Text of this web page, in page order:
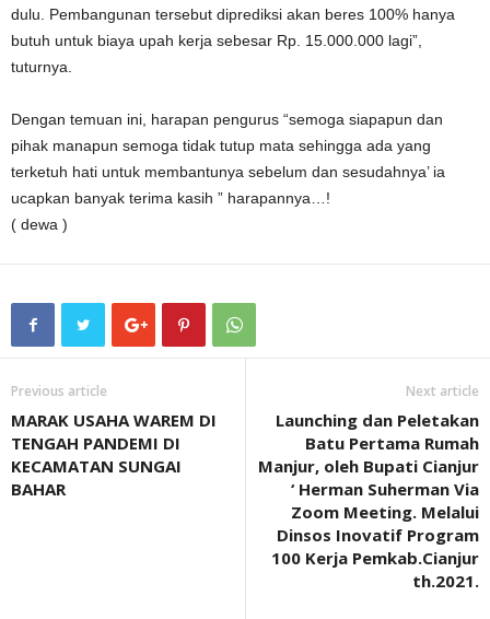
dulu. Pembangunan tersebut diprediksi akan beres 100% hanya
butuh untuk biaya upah kerja sebesar Rp. 15.000.000 lagi”,
tuturnya.
Dengan temuan ini, harapan pengurus “semoga siapapun dan
pihak manapun semoga tidak tutup mata sehingga ada yang
terketuh hati untuk membantunya sebelum dan sesudahnya’ ia
ucapkan banyak terima kasih ” harapannya…!
( dewa )
Previous article
MARAK USAHA WAREM DI
TENGAH PANDEMI DI
KECAMATAN SUNGAI
BAHAR
Next article
Launching dan Peletakan
Batu Pertama Rumah
Manjur, oleh Bupati Cianjur
‘ Herman Suherman Via
Zoom Meeting. Melalui
Dinsos Inovatif Program
100 Kerja Pemkab.Cianjur
th.2021.